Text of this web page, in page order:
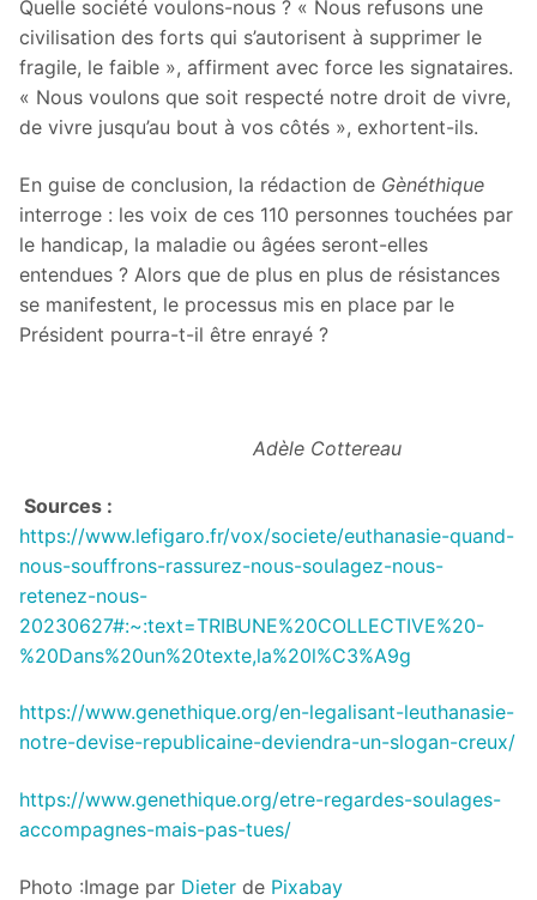
Quelle société voulons-nous ? « Nous refusons une
civilisation des forts qui s’autorisent à supprimer le
fragile, le faible », affirment avec force les signataires.
« Nous voulons que soit respecté notre droit de vivre,
de vivre jusqu’au bout à vos côtés », exhortent-ils.
En guise de conclusion, la rédaction de Gènéthique
interroge : les voix de ces 110 personnes touchées par
le handicap, la maladie ou âgées seront-elles
entendues ? Alors que de plus en plus de résistances
se manifestent, le processus mis en place par le
Président pourra-t-il être enrayé ?
Adèle Cottereau
Sources :
https://www.lefigaro.fr/vox/societe/euthanasie-quand-
nous-souffrons-rassurez-nous-soulagez-nous-
retenez-nous-
20230627#:~:text=TRIBUNE%20COLLECTIVE%20-
%20Dans%20un%20texte,la%20l%C3%A9g
https://www.genethique.org/en-legalisant-leuthanasie-
notre-devise-republicaine-deviendra-un-slogan-creux/
https://www.genethique.org/etre-regardes-soulages-
accompagnes-mais-pas-tues/
Photo :Image par Dieter de Pixabay